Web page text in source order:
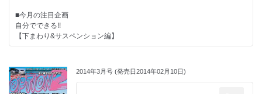
■今月の注目企画
自分でできる!!
【下まわり&サスペンション編】
TOKYO NIGHT MEETING
HKS PREMIUM DAY 2014 in FUJI SPEEDWAY
2014年3月号 (発売日2014年02月10日)